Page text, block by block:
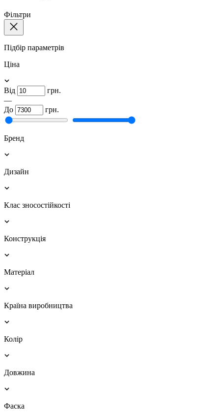
Фільтри
Підбір параметрів
Ціна
Від
грн.
—
До
грн.
Бренд
Дизайн
Клас зносостійкості
Конструкція
Матеріал
Країна виробництва
Колір
Довжина
Фаска